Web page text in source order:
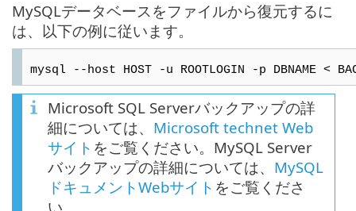
MySQLデータベースをファイルから復元するに
は、以下の例に従います。
mysql --host HOST -u ROOTLOGIN -p DBNAME <
Microsoft SQL Serverバックアップの詳
細については、 Microsoft technet Web
サイト をご覧ください。MySQL Server
バックアップの詳細については、 MySQL
ドキュメントWebサイト をご覧くださ
い。